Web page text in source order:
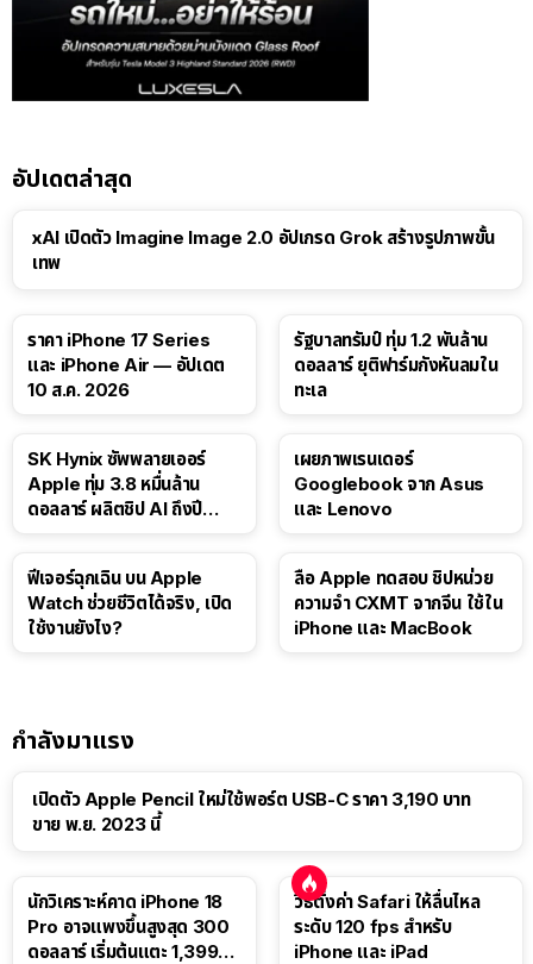
อัปเดตล่าสุด
xAI เปิดตัว Imagine Image 2.0 อัปเกรด Grok สร้างรูปภาพขั้น
เทพ
ราคา iPhone 17 Series
และ iPhone Air — อัปเดต
10 ส.ค. 2026
รัฐบาลทรัมป์ ทุ่ม 1.2 พันล้าน
ดอลลาร์ ยุติฟาร์มกังหันลมใน
ทะเล
SK Hynix ซัพพลายเออร์
Apple ทุ่ม 3.8 หมื่นล้าน
ดอลลาร์ ผลิตชิป AI ถึงปี
เผยภาพเรนเดอร์
Googlebook จาก Asus
และ Lenovo
ฟีเจอร์ฉุกเฉิน บน Apple
Watch ช่วยชีวิตได้จริง, เปิด
ใช้งานยังไง?
ลือ Apple ทดสอบ ชิปหน่วย
ความจำ CXMT จากจีน ใช้ใน
iPhone และ MacBook
กำลังมาแรง
เปิดตัว Apple Pencil ใหม่ใช้พอร์ต USB-C ราคา 3,190 บาท
ขาย พ.ย. 2023 นี้
นักวิเคราะห์คาด iPhone 18
Pro อาจแพงขึ้นสูงสุด 300
ดอลลาร์ เริ่มต้นแตะ 1,399
วิธีตั้งค่า Safari ให้ลื่นไหล
ระดับ 120 fps สำหรับ
iPhone และ iPad